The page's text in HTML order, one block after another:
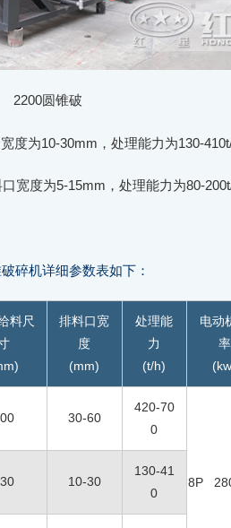
2200圆锥破
度为10-30mm，处理能力为130-410t/
宽度为5-15mm，处理能力为80-
碎机详细参数表如下：
料尺
排料口宽
度
(mm)
处理能
力
(t/h)
电动
率
30-60
420-70
0
8P
10-30
130-41
0